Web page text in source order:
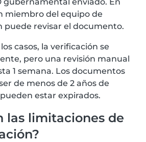
miembro del equipo de
puede revisar el documento.
casos, la verificación se
pero una revisión manual
1 semana. Los documentos
de menos de 2 años de
estar expirados.
las limitaciones de